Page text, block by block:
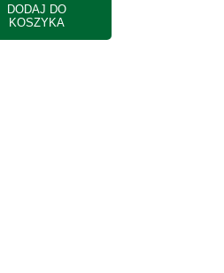
DODAJ DO
KOSZYKA